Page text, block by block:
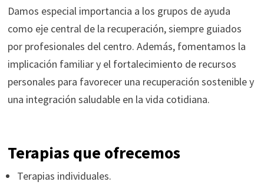
Damos especial importancia a los grupos de ayuda
como eje central de la recuperación, siempre guiados
por profesionales del centro. Además, fomentamos la
implicación familiar y el fortalecimiento de recursos
personales para favorecer una recuperación sostenible y
una integración saludable en la vida cotidiana.
Terapias que ofrecemos
Terapias individuales.